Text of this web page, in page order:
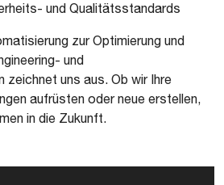
und Qualitätsstandards
zur Optimierung und
und
uns aus. Ob wir Ihre
aufrüsten oder neue erstellen,
in die Zukunft.